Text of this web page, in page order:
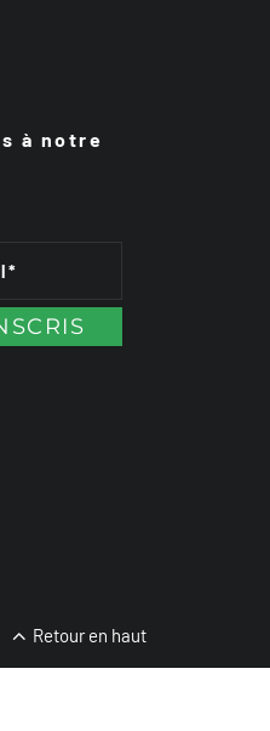
à notre
Retour en haut